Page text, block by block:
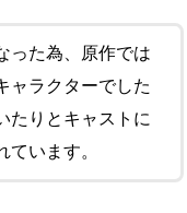
った為、原作では
ャラクターでした
たりとキャストに
ています。